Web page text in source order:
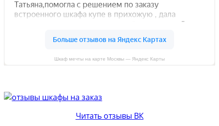
Шкаф мечты на карте Москвы — Яндекс Карты
Читать отзывы ВК